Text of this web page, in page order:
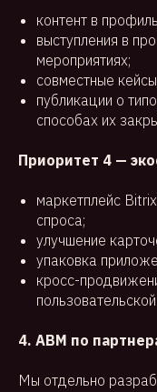
контент в
выступления в
мероприятиях;
совместные
публикации о
способах их
Приоритет 4 —
маркетплейс
спроса;
улучшение
упаковка
кросс-
4. ABM по
Мы отдельно